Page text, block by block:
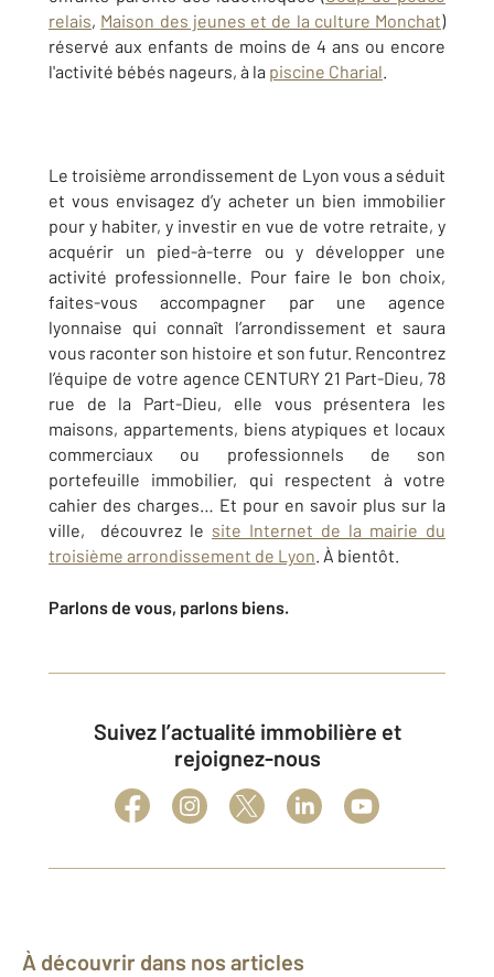
relais, Maison des jeunes et de la culture Monchat)
réservé aux enfants de moins de 4 ans ou encore
l'activité bébés nageurs, à la piscine Charial
Le troisième arrondissement de Lyon vous a séduit
et vous envisagez d’y acheter un bien immobilier
pour y habiter, y investir en vue de votre retraite, y
acquérir un pied-à-terre ou y développer une
activité professionnelle. Pour faire le bon choix,
faites-vous accompagner par une agence
lyonnaise qui connaît l’arrondissement et saura
vous raconter son histoire et son futur. Rencontrez
l’équipe de votre agence CENTURY 21 Part-Dieu, 78
rue de la Part-Dieu, elle vous présentera les
maisons, appartements, biens atypiques et locaux
commerciaux ou professionnels de son
portefeuille immobilier, qui respectent à votre
cahier des charges… Et pour en savoir plus sur la
ville, découvrez le site Internet de la mairie du
troisième arrondissement de Lyon . À bientôt.
Parlons de vous, parlons biens.
Suivez l’actualité immobilière et
rejoignez-nous
À découvrir dans nos articles